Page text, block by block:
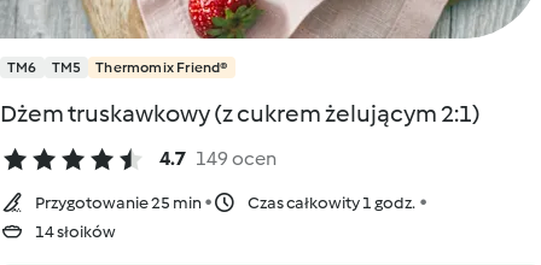
TM6 TM5 Thermomix Friend®
Dżem truskawkowy (z cukrem żelującym 2:1)
4.7 149 ocen
Przygotowanie 25 min
Czas całkowity 1 godz.
14 słoików